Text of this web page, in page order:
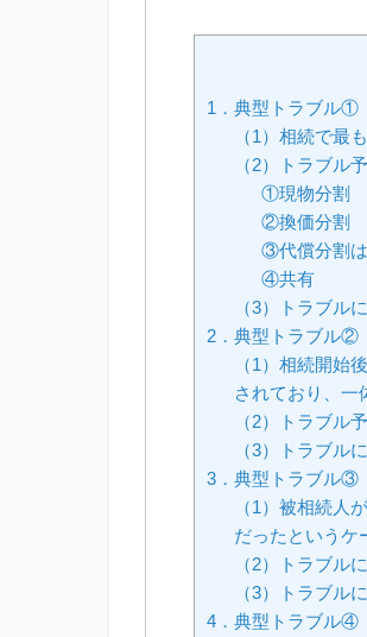
1．典型トラブル
（1）相続で最
（2）トラブル
①現物分割
②換価分割
③代償分割は
④共有
（3）トラブル
2．典型トラブル
（1）相続開始
されており、一
（2）トラブル
（3）トラブル
3．典型トラブル
（1）被相続人
だったというケ
（2）トラブル
（3）トラブル
4．典型トラブル④